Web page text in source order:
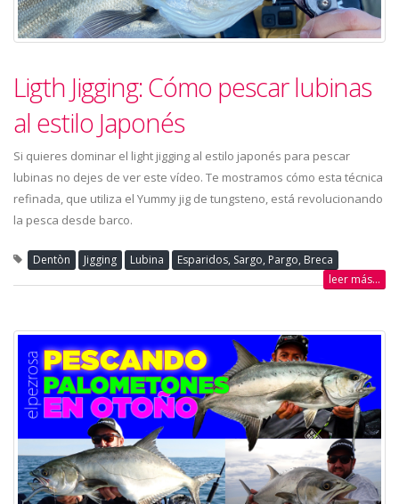
Ligth Jigging: Cómo pescar lubinas
al estilo Japonés
Si quieres dominar el light jigging al estilo japonés para pescar
lubinas no dejes de ver este vídeo. Te mostramos cómo esta técnica
refinada, que utiliza el Yummy jig de tungsteno, está revolucionando
la pesca desde barco.
Dentòn Jigging Lubina
Esparidos, Sargo, Pargo, Breca
leer más...